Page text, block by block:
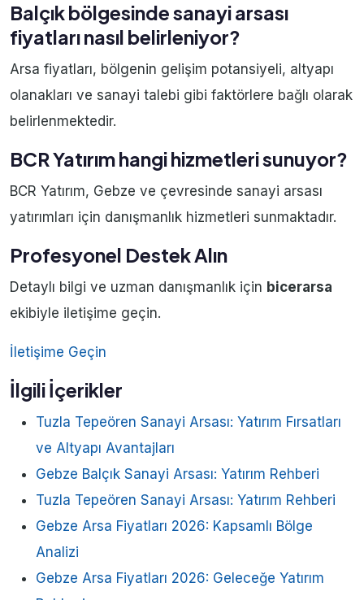
Balçık bölgesinde sanayi arsası
fiyatları nasıl belirleniyor?
Arsa fiyatları, bölgenin gelişim potansiyeli, altyapı
olanakları ve sanayi talebi gibi faktörlere bağlı olarak
belirlenmektedir.
BCR Yatırım hangi hizmetleri sunuyor?
BCR Yatırım, Gebze ve çevresinde sanayi arsası
yatırımları için danışmanlık hizmetleri sunmaktadır.
Profesyonel Destek Alın
Detaylı bilgi ve uzman danışmanlık için bicerarsa
ekibiyle iletişime geçin.
İletişime Geçin
İlgili İçerikler
Tuzla Tepeören Sanayi Arsası: Yatırım Fırsatları
ve Altyapı Avantajları
Gebze Balçık Sanayi Arsası: Yatırım Rehberi
Tuzla Tepeören Sanayi Arsası: Yatırım Rehberi
Gebze Arsa Fiyatları 2026: Kapsamlı Bölge
Analizi
Gebze Arsa Fiyatları 2026: Geleceğe Yatırım